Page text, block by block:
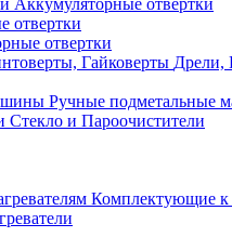
Аккумуляторные отвертки
отвертки
отвертки
Дрели,
Ручные подметальные
Стекло и Пароочистители
Комплектующие к